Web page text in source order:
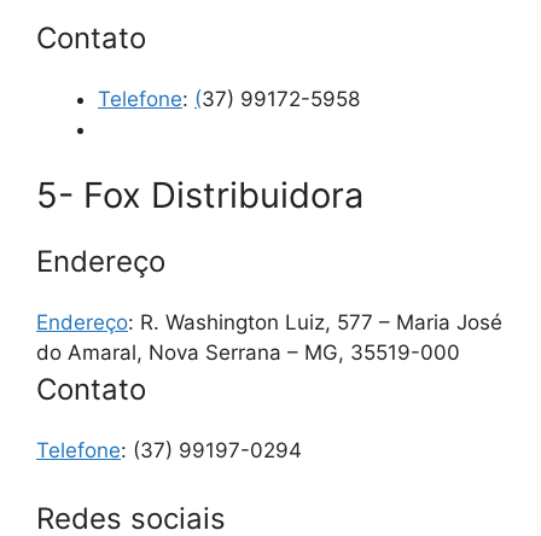
Contato
Telefone: (37) 99172-5958
5- Fox Distribuidora
Endereço
Endereço: R. Washington Luiz, 577 – Maria José
do Amaral, Nova Serrana – MG, 35519-000
Contato
Telefone: (37) 99197-0294
Redes sociais